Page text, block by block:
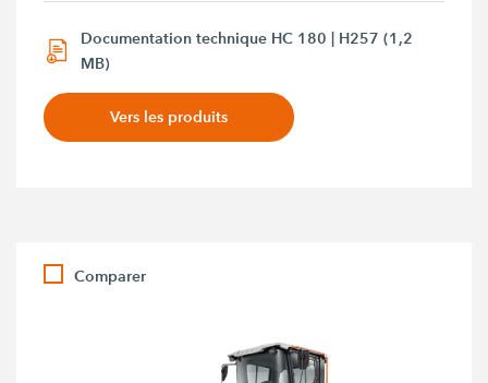
Documentation technique HC 180 | H257 (1,2
MB)
Vers les produits
Comparer